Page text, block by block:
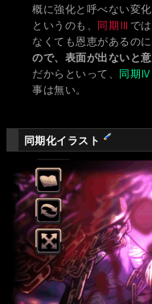
概に強化と呼べない変化
というのも、
同期Ⅲ で
なくても恩恵があるのに
ので、表面が出ないと意
だからといって、
同期Ⅳ
事は無い。
同期化イラスト